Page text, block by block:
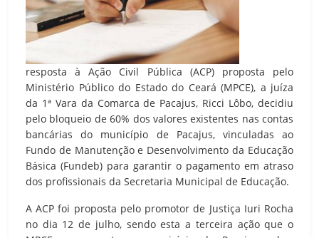
resposta à Ação Civil Pública (ACP) proposta pelo
Ministério Público do Estado do Ceará (MPCE), a juíza
da 1ª Vara da Comarca de Pacajus, Ricci Lôbo, decidiu
pelo bloqueio de 60% dos valores existentes nas contas
bancárias do município de Pacajus, vinculadas ao
Fundo de Manutenção e Desenvolvimento da Educação
Básica (Fundeb) para garantir o pagamento em atraso
dos profissionais da Secretaria Municipal de Educação.
A ACP foi proposta pelo promotor de Justiça Iuri Rocha
no dia 12 de julho, sendo esta a terceira ação que o